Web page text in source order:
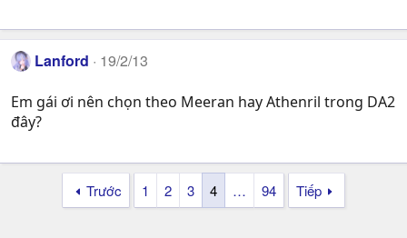
Lanford 19/2/13
Em gái ơi nên chọn theo Meeran hay Athenril trong DA2
đây?
Trước 1 2 3 4 … 94 Tiếp